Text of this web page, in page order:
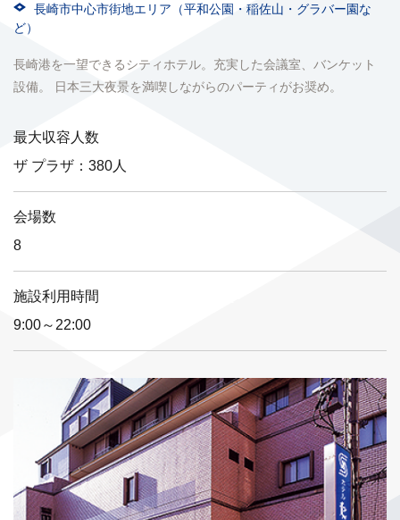
長崎市中心市街地エリア（平和公園・稲佐山・グラバー園な
ど）
長崎港を一望できるシティホテル。充実した会議室、バンケット
設備。 日本三大夜景を満喫しながらのパーティがお奨め。
最大収容人数
ザ プラザ：380人
会場数
8
施設利用時間
9:00～22:00